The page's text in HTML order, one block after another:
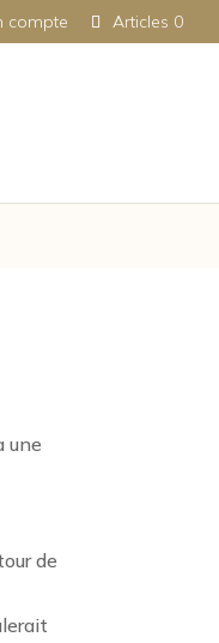
compte Articles 0
une
de